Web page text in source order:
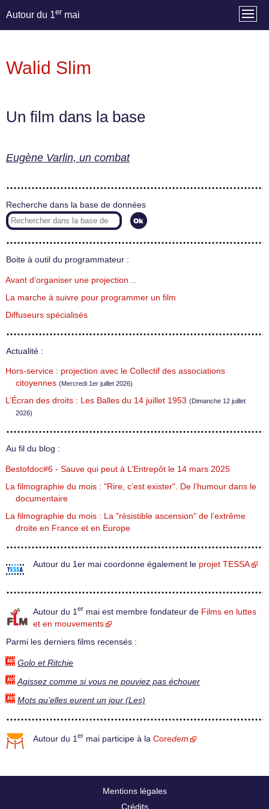
Autour du 1er mai
Walid Slim
Un film dans la base
Eugène Varlin, un combat
Recherche dans la base de données
Boite à outil du programmateur :
Avant d’organiser une projection…
La marche à suivre pour programmer un film
Diffuseurs spécialisés
Actualité :
Hors-service : projection avec le Collectif des associations
citoyennes (Mercredi 1er juillet 2026)
L’Écran des droits : Les Balles du 14 juillet 1953 (Dimanche 12 juillet
2026)
Au fil du blog :
Bestofdoc#6 - Sauve qui peut à L’Entrepôt le 14 mars 2025
La filmographie du mois : "Rire, c’est exister". De l’humour dans le
documentaire
La filmographie du mois : La "résistible ascension" de l’extrême
droite en France et en Europe
Autour du 1er mai coordonne également le projet TESSA
Autour du 1 er mai est membre fondateur de Films en luttes
et en mouvements
Parmi les derniers films recensés :
Golo et Ritchie
Agissez comme si vous ne pouviez pas échouer
Mots qu’elles eurent un jour (Les)
Autour du 1 er mai participe à la Coredem
Mentions légales
Crédits